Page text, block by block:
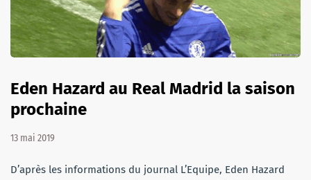
Eden Hazard au Real Madrid la saison
prochaine
13 mai 2019
D’après les informations du journal L’Equipe, Eden Hazard